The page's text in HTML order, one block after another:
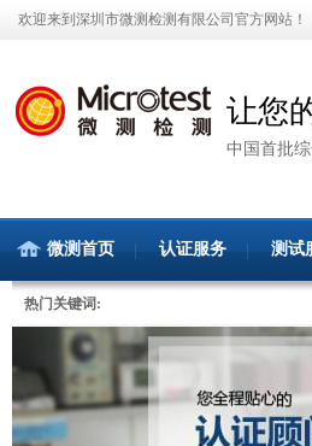
欢迎来到深圳市微测检测有限公司官方网站！
让您
中国首批
微测首页 认证服务 测试
热门关键词: